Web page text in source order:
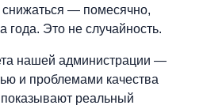
— помесячно,
года. Это не случайность.
нашей администрации —
и проблемами качества
реальный